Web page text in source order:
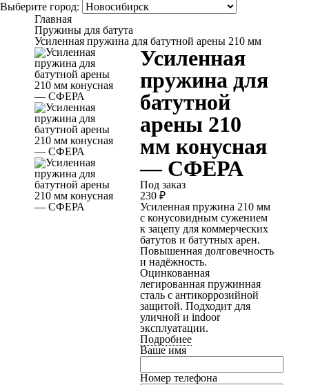
Выберите город:
Главная
Пружины для батута
Усиленная пружина для батутной арены 210 мм
Усиленная
пружина для
батутной
арены 210
мм конусная
— СФЕРА
Под заказ
230 ₽
Усиленная пружина 210 мм
с конусовидным сужением
к зацепу для коммерческих
батутов и батутных арен.
Повышенная долговечность
и надёжность.
Оцинкованная
легированная пружинная
сталь с антикоррозийной
защитой. Подходит для
уличной и indoor
эксплуатации.
Подробнее
Ваше имя
Номер телефона